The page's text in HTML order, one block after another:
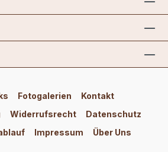
Fotogalerien
Kontakt
Widerrufsrecht
Datenschutz
Impressum Über Uns